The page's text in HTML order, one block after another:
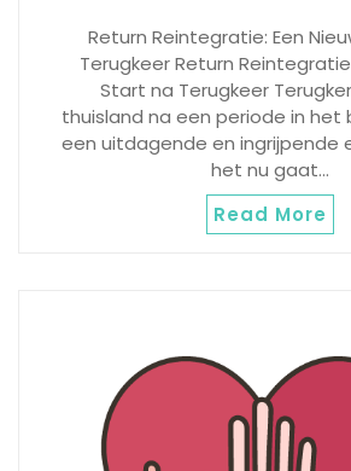
Return Reintegratie: Een
Terugkeer Return
Start na Terugkeer
thuisland na een periode in het
een uitdagende en ingrijpende
het nu gaat…
Read More